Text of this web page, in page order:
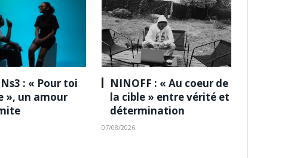
: « Pour toi
», un amour
NINOFF : « Au coeur de
la cible » entre vérité et
détermination
07/08/2026